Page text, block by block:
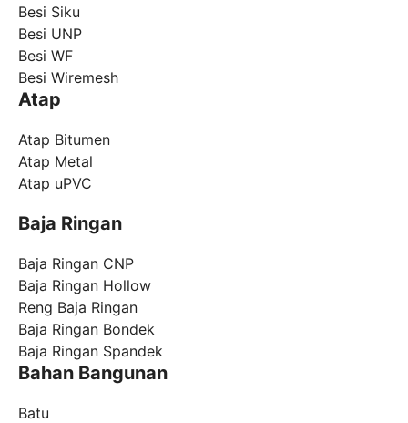
Besi Siku
Besi UNP
Besi WF
Besi Wiremesh
Atap
Atap Bitumen
Atap Metal
Atap uPVC
Baja Ringan
Baja Ringan CNP
Baja Ringan Hollow
Reng Baja Ringan
Baja Ringan Bondek
Baja Ringan Spandek
Bahan Bangunan
Batu